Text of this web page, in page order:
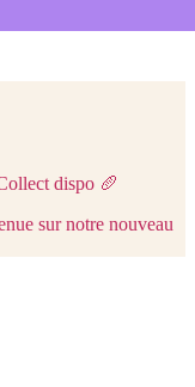
dispo 🥖
sur notre nouveau